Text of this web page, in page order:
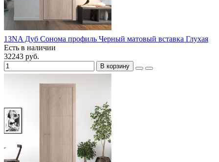
13NA Дуб Сонома профиль Черный матовый вставка Глухая
Есть в наличии
32243 руб.
В корзину